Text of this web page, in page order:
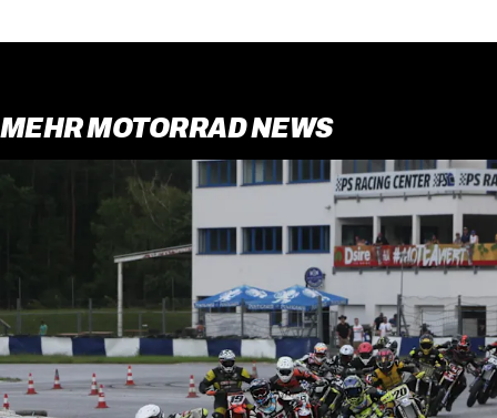
MEHR MOTORRAD NEWS